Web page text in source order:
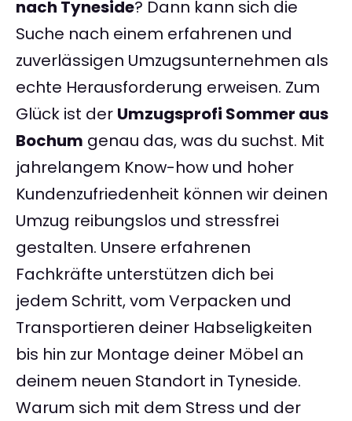
nach Tyneside? Dann kann sich die
Suche nach einem erfahrenen und
zuverlässigen Umzugsunternehmen als
echte Herausforderung erweisen. Zum
Glück ist der Umzugsprofi Sommer aus
Bochum genau das, was du suchst. Mit
jahrelangem Know-how und hoher
Kundenzufriedenheit können wir deinen
Umzug reibungslos und stressfrei
gestalten. Unsere erfahrenen
Fachkräfte unterstützen dich bei
jedem Schritt, vom Verpacken und
Transportieren deiner Habseligkeiten
bis hin zur Montage deiner Möbel an
deinem neuen Standort in Tyneside.
Warum sich mit dem Stress und der